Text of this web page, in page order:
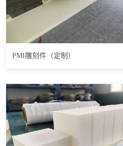
PMI雕刻件（定制）